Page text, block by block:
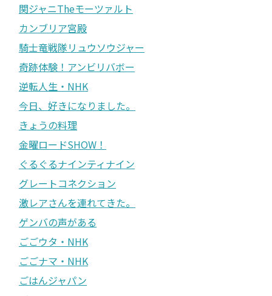
関ジャニTheモーツァルト
カンブリア宮殿
騎士竜戦隊リュウソウジャー
奇跡体験！アンビリバボー
逆転人生・NHK
今日、好きになりました。
きょうの料理
金曜ロードSHOW！
ぐるぐるナインティナイン
グレートコネクション
激レアさんを連れてきた。
ゲンバの声がある
ごごウタ・NHK
ごごナマ・NHK
ごはんジャパン